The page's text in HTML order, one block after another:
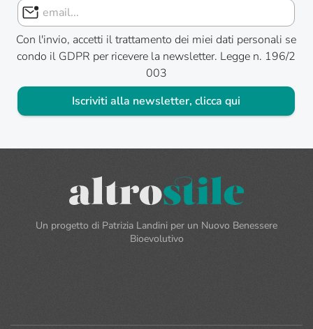
Con l'invio, accetti il trattamento dei miei dati personali se
condo il GDPR per ricevere la newsletter. Legge n. 196/2
003
Iscriviti alla newsletter, clicca qui
Un progetto di Patrizia Landini per un Nuovo Benessere
Bioevolutivo